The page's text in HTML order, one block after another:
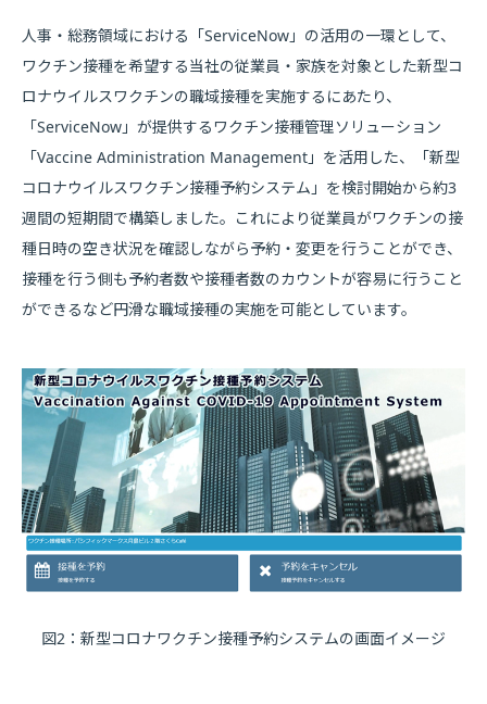
人事・総務領域における「ServiceNow」の活用の一環として、
ワクチン接種を希望する当社の従業員・家族を対象とした新型コ
ロナウイルスワクチンの職域接種を実施するにあたり、
「ServiceNow」が提供するワクチン接種管理ソリューション
「Vaccine Administration Management」を活用した、「新型
コロナウイルスワクチン接種予約システム」を検討開始から約3
週間の短期間で構築しました。これにより従業員がワクチンの接
種日時の空き状況を確認しながら予約・変更を行うことができ、
接種を行う側も予約者数や接種者数のカウントが容易に行うこと
ができるなど円滑な職域接種の実施を可能としています。
図2：新型コロナワクチン接種予約システムの画面イメージ